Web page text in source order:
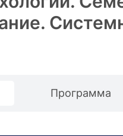
Программа